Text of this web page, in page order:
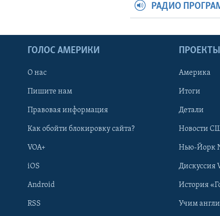
РАДИО
ГОЛОС АМЕРИКИ
О нас
Пишите нам
Правовая информация
Как обойти блокировку сайта?
VOA+
iOS
Android
RSS
ПРОЕКТЫ
Америка
Итоги
Детали
Новости
Нью-Йорк
Дискуссия
История
Учим